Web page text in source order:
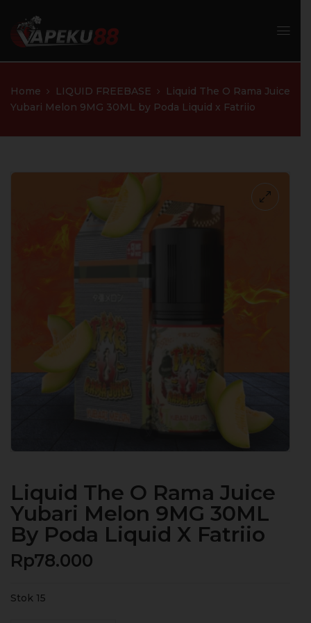
Home LIQUID FREEBASE
Liquid The O Rama Juice
Yubari Melon 9MG 30ML by Poda Liquid x Fatriio
Liquid The O Rama Juice
Yubari Melon 9MG 30ML
By Poda Liquid X Fatriio
Rp78.000
Stok 15